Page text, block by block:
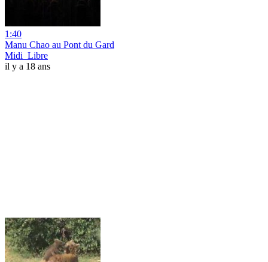
1:40
Manu Chao au Pont du Gard
Midi_Libre
il y a 18 ans